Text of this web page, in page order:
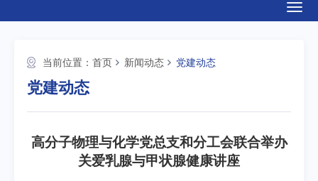
当前位置： 首页 新闻动态 党建动态
党建动态
高分子物理与化学党总支和分工会联合举办
关爱乳腺与甲状腺健康讲座